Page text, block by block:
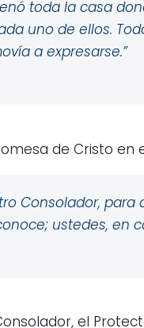
toda la casa
uno de ellos.
a expresarse.”
de Cristo en
Consolador,
ustedes, en
el